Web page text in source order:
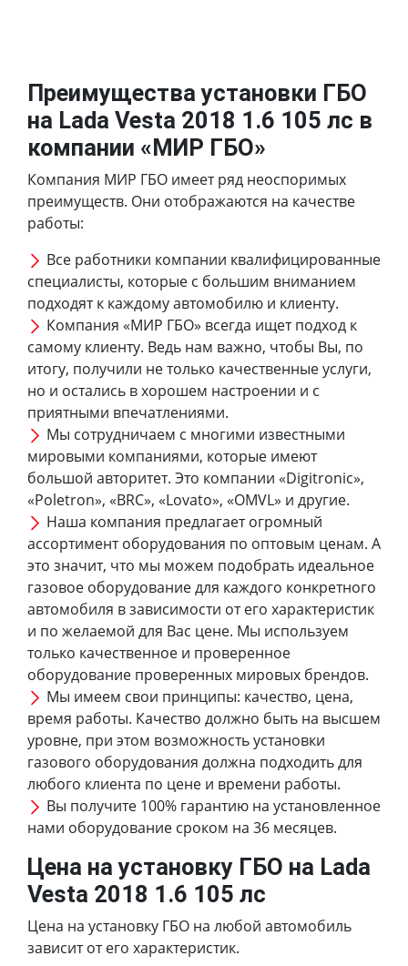
Преимущества установки ГБО
на Lada Vesta 2018 1.6 105 лс в
компании «МИР ГБО»
Компания МИР ГБО имеет ряд неоспоримых
преимуществ. Они отображаются на качестве
работы:
Все работники компании квалифицированные
специалисты, которые с большим вниманием
подходят к каждому автомобилю и клиенту.
Компания «МИР ГБО» всегда ищет подход к
самому клиенту. Ведь нам важно, чтобы Вы, по
итогу, получили не только качественные услуги,
но и остались в хорошем настроении и с
приятными впечатлениями.
Мы сотрудничаем с многими известными
мировыми компаниями, которые имеют
большой авторитет. Это компании «Digitronic»,
«Poletron», «BRC», «Lovato», «OMVL» и другие.
Наша компания предлагает огромный
ассортимент оборудования по оптовым ценам. А
это значит, что мы можем подобрать идеальное
газовое оборудование для каждого конкретного
автомобиля в зависимости от его характеристик
и по желаемой для Вас цене. Мы используем
только качественное и проверенное
оборудование проверенных мировых брендов.
Мы имеем свои принципы: качество, цена,
время работы. Качество должно быть на высшем
уровне, при этом возможность установки
газового оборудования должна подходить для
любого клиента по цене и времени работы.
Вы получите 100% гарантию на установленное
нами оборудование сроком на 36 месяцев.
Цена на установку ГБО на Lada
Vesta 2018 1.6 105 лс
Цена на установку ГБО на любой автомобиль
зависит от его характеристик.